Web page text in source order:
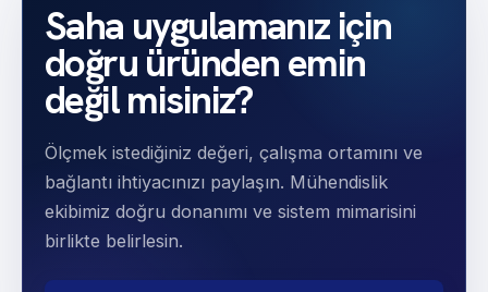
Saha uygulamanız için
doğru üründen emin
değil misiniz?
Ölçmek istediğiniz değeri, çalışma ortamını ve
bağlantı ihtiyacınızı paylaşın. Mühendislik
ekibimiz doğru donanımı ve sistem mimarisini
birlikte belirlesin.